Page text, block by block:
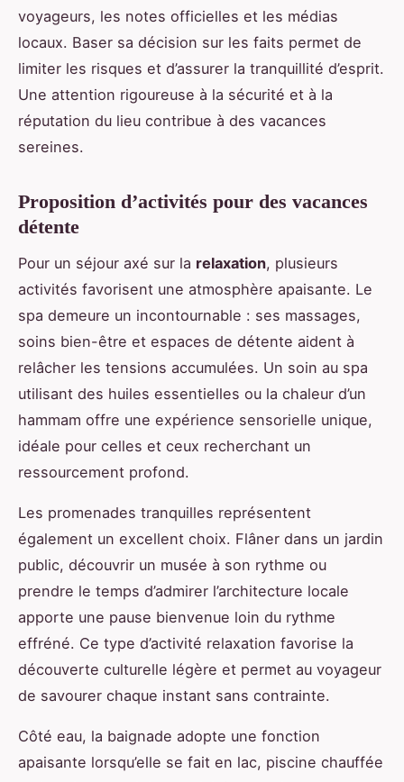
voyageurs, les notes officielles et les médias
locaux. Baser sa décision sur les faits permet de
limiter les risques et d’assurer la tranquillité d’esprit.
Une attention rigoureuse à la sécurité et à la
réputation du lieu contribue à des vacances
sereines.
Proposition d’activités pour des vacances
détente
Pour un séjour axé sur la relaxation, plusieurs
activités favorisent une atmosphère apaisante. Le
spa demeure un incontournable : ses massages,
soins bien-être et espaces de détente aident à
relâcher les tensions accumulées. Un soin au spa
utilisant des huiles essentielles ou la chaleur d’un
hammam offre une expérience sensorielle unique,
idéale pour celles et ceux recherchant un
ressourcement profond.
Les promenades tranquilles représentent
également un excellent choix. Flâner dans un jardin
public, découvrir un musée à son rythme ou
prendre le temps d’admirer l’architecture locale
apporte une pause bienvenue loin du rythme
effréné. Ce type d’activité relaxation favorise la
découverte culturelle légère et permet au voyageur
de savourer chaque instant sans contrainte.
Côté eau, la baignade adopte une fonction
apaisante lorsqu’elle se fait en lac, piscine chauffée